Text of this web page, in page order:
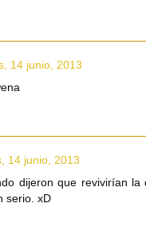
14 junio, 2013
14 junio, 2013
dijeron que revivirían la
serio. xD